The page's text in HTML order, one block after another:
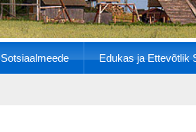
Sotsiaalmeede Edukas ja Ettevõtlik